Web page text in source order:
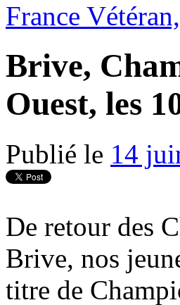
France
Brive,
Ouest, les
Publié le 14
De retour des
Brive, nos
titre de